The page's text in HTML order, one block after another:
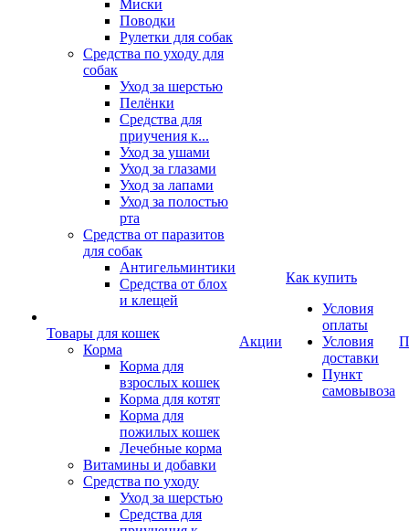
Миски
Поводки
Рулетки для собак
Средства по уходу для
собак
Уход за шерстью
Пелёнки
Средства для
приучения к...
Уход за ушами
Уход за глазами
Уход за лапами
Уход за полостью
рта
Средства от паразитов
для собак
Антигельминтики
Средства от блох
и клещей
Товары для кошек
Корма
Корма для
взрослых кошек
Корма для котят
Корма для
пожилых кошек
Лечебные корма
Витамины и добавки
Средства по уходу
Уход за шерстью
Средства для
Акции
Как купить
Условия
оплаты
Условия
доставки
Пункт
самовывоза